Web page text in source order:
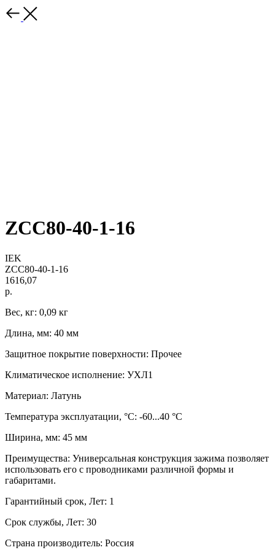
ZCC80-40-1-16
IEK
ZCC80-40-1-16
1616,07
р.
Вес, кг: 0,09 кг
Длина, мм: 40 мм
Защитное покрытие поверхности: Прочее
Климатическое исполнение: УХЛ1
Материал: Латунь
Температура эксплуатации, °C: -60...40 °C
Ширина, мм: 45 мм
Преимущества: Универсальная конструкция зажима позволяет
использовать его с проводниками различной формы и
габаритами.
Гарантийный срок, Лет: 1
Срок службы, Лет: 30
Страна производитель: Россия